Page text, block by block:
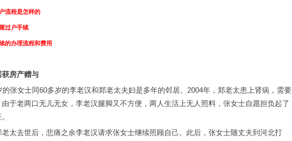
流程是怎样的
过户手续
的办理流程和费用
房产赠与
女士同60多岁的李老汉和郑老太夫妇是多年的邻居。2004年，郑老太患上肾病，需要
于老两口无儿无女，李老汉腿脚又不方便，两人生活上无人照料，张女士自愿担负起了
去世后，悲痛之余李老汉请求张女士继续照顾自己。此后，张女士随丈夫到河北打